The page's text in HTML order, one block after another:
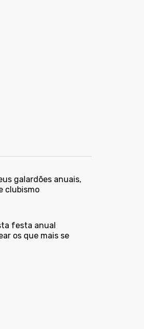
galardões anuais,
clubismo
festa anual
os que mais se